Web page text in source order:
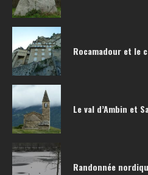
Rocamadour et le
Le val d’Ambin et
Randonnée